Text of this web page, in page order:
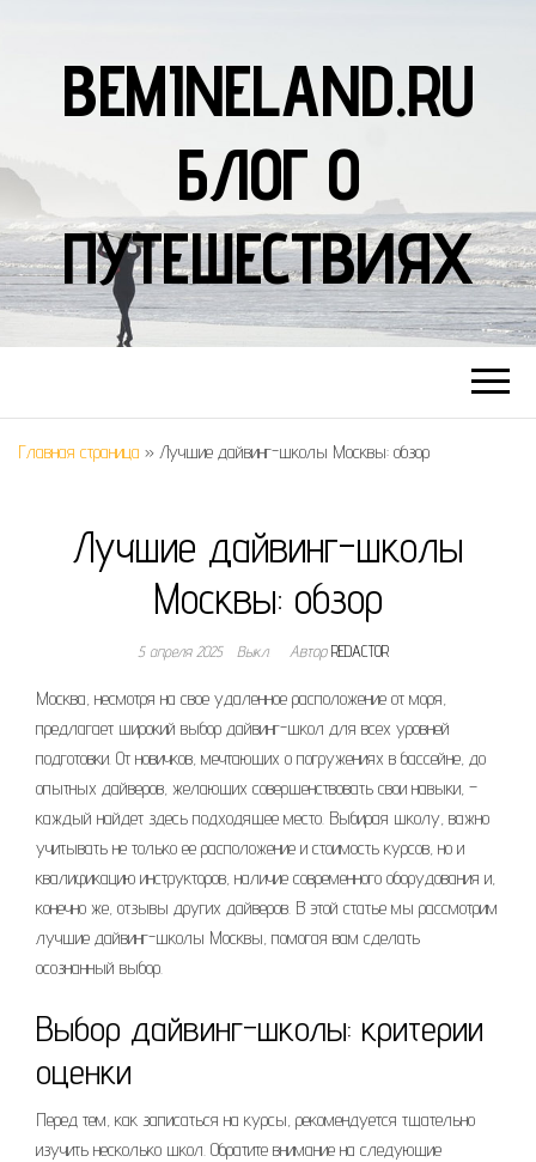
BEMINELAND.RU
БЛОГ О
ПУТЕШЕСТВИЯХ
Главная страница » Лучшие дайвинг-школы Москвы: обзор
Лучшие дайвинг-школы
Москвы: обзор
5 апреля 2025 Выкл. АвторREDACTOR
Москва, несмотря на свое удаленное расположение от моря,
предлагает широкий выбор дайвинг-школ для всех уровней
подготовки. От новичков, мечтающих о погружениях в бассейне, до
опытных дайверов, желающих совершенствовать свои навыки, –
каждый найдет здесь подходящее место. Выбирая школу, важно
учитывать не только ее расположение и стоимость курсов, но и
квалификацию инструкторов, наличие современного оборудования и,
конечно же, отзывы других дайверов. В этой статье мы рассмотрим
лучшие дайвинг-школы Москвы, помогая вам сделать
осознанный выбор.
Выбор дайвинг-школы: критерии
оценки
Перед тем, как записаться на курсы, рекомендуется тщательно
изучить несколько школ. Обратите внимание на следующие